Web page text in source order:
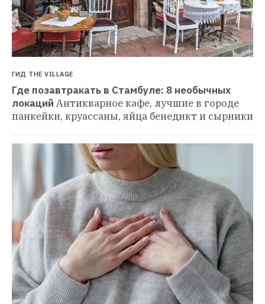
ГИД THE VILLAGE
Где позавтракать в Стамбуле: 8 необычных
локаций Антикварное кафе, лучшие в городе
панкейки, круассаны, яйца бенедикт и сырники